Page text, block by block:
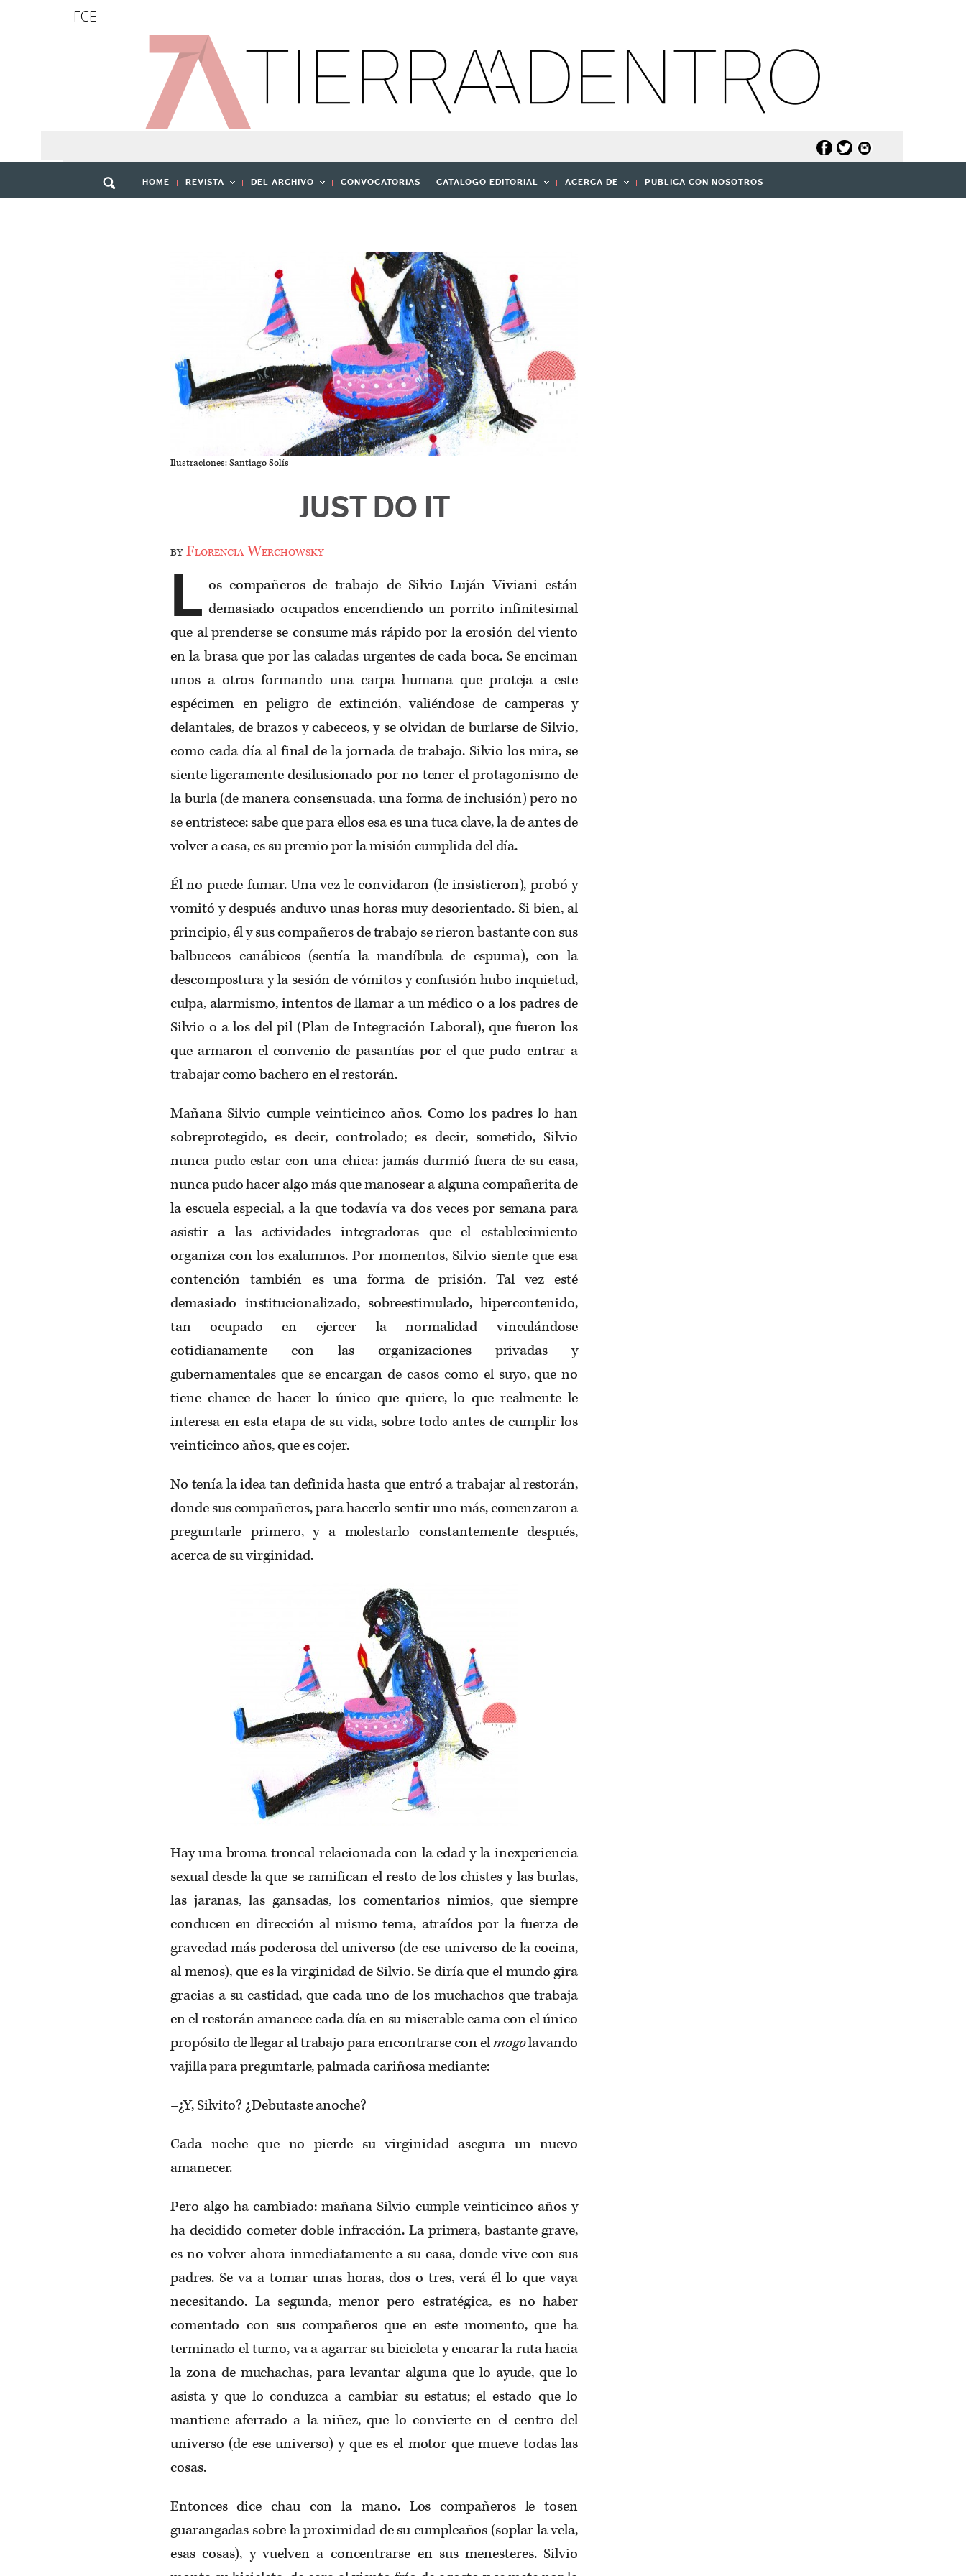
FCE
HOME REVISTA DEL ARCHIVO CONVOCATORIAS CATÁLOGO EDITORIAL ACERCA DE PUBLICA CON NOSOTROS
Ilustraciones: Santiago Solís
JUST DO IT
byFlorencia Werchowsky
L os compañeros de trabajo de Silvio Luján Viviani están
demasiado ocupados encendiendo un porrito infinitesimal
que al prenderse se consume más rápido por la erosión del viento
en la brasa que por las caladas urgentes de cada boca. Se enciman
unos a otros formando una carpa humana que proteja a este
espécimen en peligro de extinción, valiéndose de camperas y
delantales, de brazos y cabeceos, y se olvidan de burlarse de Silvio,
como cada día al final de la jornada de trabajo. Silvio los mira, se
siente ligeramente desilusionado por no tener el protagonismo de
la burla (de manera consensuada, una forma de inclusión) pero no
se entristece: sabe que para ellos esa es una tuca clave, la de antes de
volver a casa, es su premio por la misión cumplida del día.
Él no puede fumar. Una vez le convidaron (le insistieron), probó y
vomitó y después anduvo unas horas muy desorientado. Si bien, al
principio, él y sus compañeros de trabajo se rieron bastante con sus
balbuceos canábicos (sentía la mandíbula de espuma), con la
descompostura y la sesión de vómitos y confusión hubo inquietud,
culpa, alarmismo, intentos de llamar a un médico o a los padres de
Silvio o a los del pil (Plan de Integración Laboral), que fueron los
que armaron el convenio de pasantías por el que pudo entrar a
trabajar como bachero en el restorán.
Mañana Silvio cumple veinticinco años. Como los padres lo han
sobreprotegido, es decir, controlado; es decir, sometido, Silvio
nunca pudo estar con una chica: jamás durmió fuera de su casa,
nunca pudo hacer algo más que manosear a alguna compañerita de
la escuela especial, a la que todavía va dos veces por semana para
asistir a las actividades integradoras que el establecimiento
organiza con los exalumnos. Por momentos, Silvio siente que esa
contención también es una forma de prisión. Tal vez esté
demasiado institucionalizado, sobreestimulado, hipercontenido,
tan ocupado en ejercer la normalidad vinculándose
cotidianamente con las organizaciones privadas y
gubernamentales que se encargan de casos como el suyo, que no
tiene chance de hacer lo único que quiere, lo que realmente le
interesa en esta etapa de su vida, sobre todo antes de cumplir los
veinticinco años, que es cojer.
No tenía la idea tan definida hasta que entró a trabajar al restorán,
donde sus compañeros, para hacerlo sentir uno más, comenzaron a
preguntarle primero, y a molestarlo constantemente después,
acerca de su virginidad.
Hay una broma troncal relacionada con la edad y la inexperiencia
sexual desde la que se ramifican el resto de los chistes y las burlas,
las jaranas, las gansadas, los comentarios nimios, que siempre
conducen en dirección al mismo tema, atraídos por la fuerza de
gravedad más poderosa del universo (de ese universo de la cocina,
al menos), que es la virginidad de Silvio. Se diría que el mundo gira
gracias a su castidad, que cada uno de los muchachos que trabaja
en el restorán amanece cada día en su miserable cama con el único
propósito de llegar al trabajo para encontrarse con elmogolavando
vajilla para preguntarle, palmada cariñosa mediante:
–¿Y, Silvito? ¿Debutaste anoche?
Cada noche que no pierde su virginidad asegura un nuevo
amanecer.
Pero algo ha cambiado: mañana Silvio cumple veinticinco años y
ha decidido cometer doble infracción. La primera, bastante grave,
es no volver ahora inmediatamente a su casa, donde vive con sus
padres. Se va a tomar unas horas, dos o tres, verá él lo que vaya
necesitando. La segunda, menor pero estratégica, es no haber
comentado con sus compañeros que en este momento, que ha
terminado el turno, va a agarrar su bicicleta y encarar la ruta hacia
la zona de muchachas, para levantar alguna que lo ayude, que lo
asista y que lo conduzca a cambiar su estatus; el estado que lo
mantiene aferrado a la niñez, que lo convierte en el centro del
universo (de ese universo) y que es el motor que mueve todas las
cosas.
Entonces dice chau con la mano. Los compañeros le tosen
guarangadas sobre la proximidad de su cumpleaños (soplar la vela,
esas cosas), y vuelven a concentrarse en sus menesteres. Silvio